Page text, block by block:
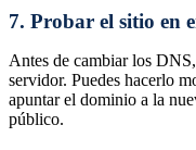
7. Probar el sitio en
Antes de cambiar los
servidor. Puedes hacerlo
apuntar el dominio a la
público.